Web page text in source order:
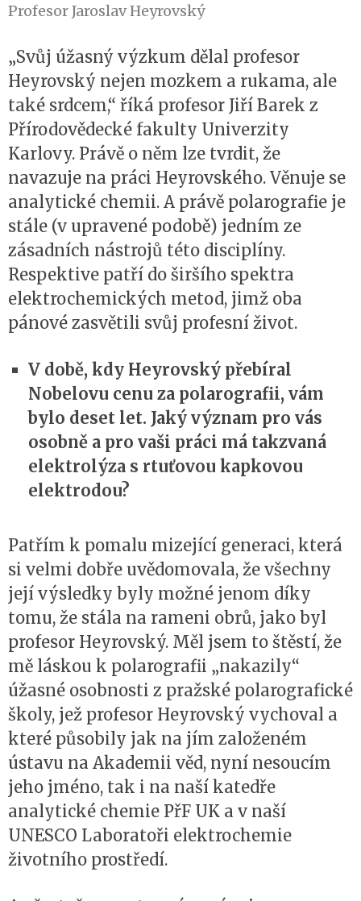
Profesor Jaroslav Heyrovský
„Svůj úžasný výzkum dělal profesor
Heyrovský nejen mozkem a rukama, ale
také srdcem,“ říká profesor Jiří Barek z
Přírodovědecké fakulty Univerzity
Karlovy. Právě o něm lze tvrdit, že
navazuje na práci Heyrovského. Věnuje se
analytické chemii. A právě polarografie je
stále (v upravené podobě) jedním ze
zásadních nástrojů této disciplíny.
Respektive patří do širšího spektra
elektrochemických metod, jimž oba
pánové zasvětili svůj profesní život.
V době, kdy Heyrovský přebíral
Nobelovu cenu za polarografii, vám
bylo deset let. Jaký význam pro vás
osobně a pro vaši práci má takzvaná
elektrolýza s rtuťovou kapkovou
elektrodou?
Patřím k pomalu mizející generaci, která
si velmi dobře uvědomovala, že všechny
její výsledky byly možné jenom díky
tomu, že stála na rameni obrů, jako byl
profesor Heyrovský. Měl jsem to štěstí, že
mě láskou k polarografii „nakazily“
úžasné osobnosti z pražské polarografické
školy, jež profesor Heyrovský vychoval a
které působily jak na jím založeném
ústavu na Akademii věd, nyní nesoucím
jeho jméno, tak i na naší katedře
analytické chemie PřF UK a v naší
UNESCO Laboratoři elektrochemie
životního prostředí.